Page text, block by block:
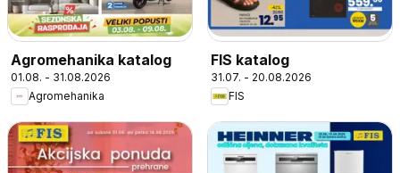
Agromehanika katalog
01.08. - 31.08.2026
Agromehanika
FIS katalog
31.07. - 20.08.2026
FIS